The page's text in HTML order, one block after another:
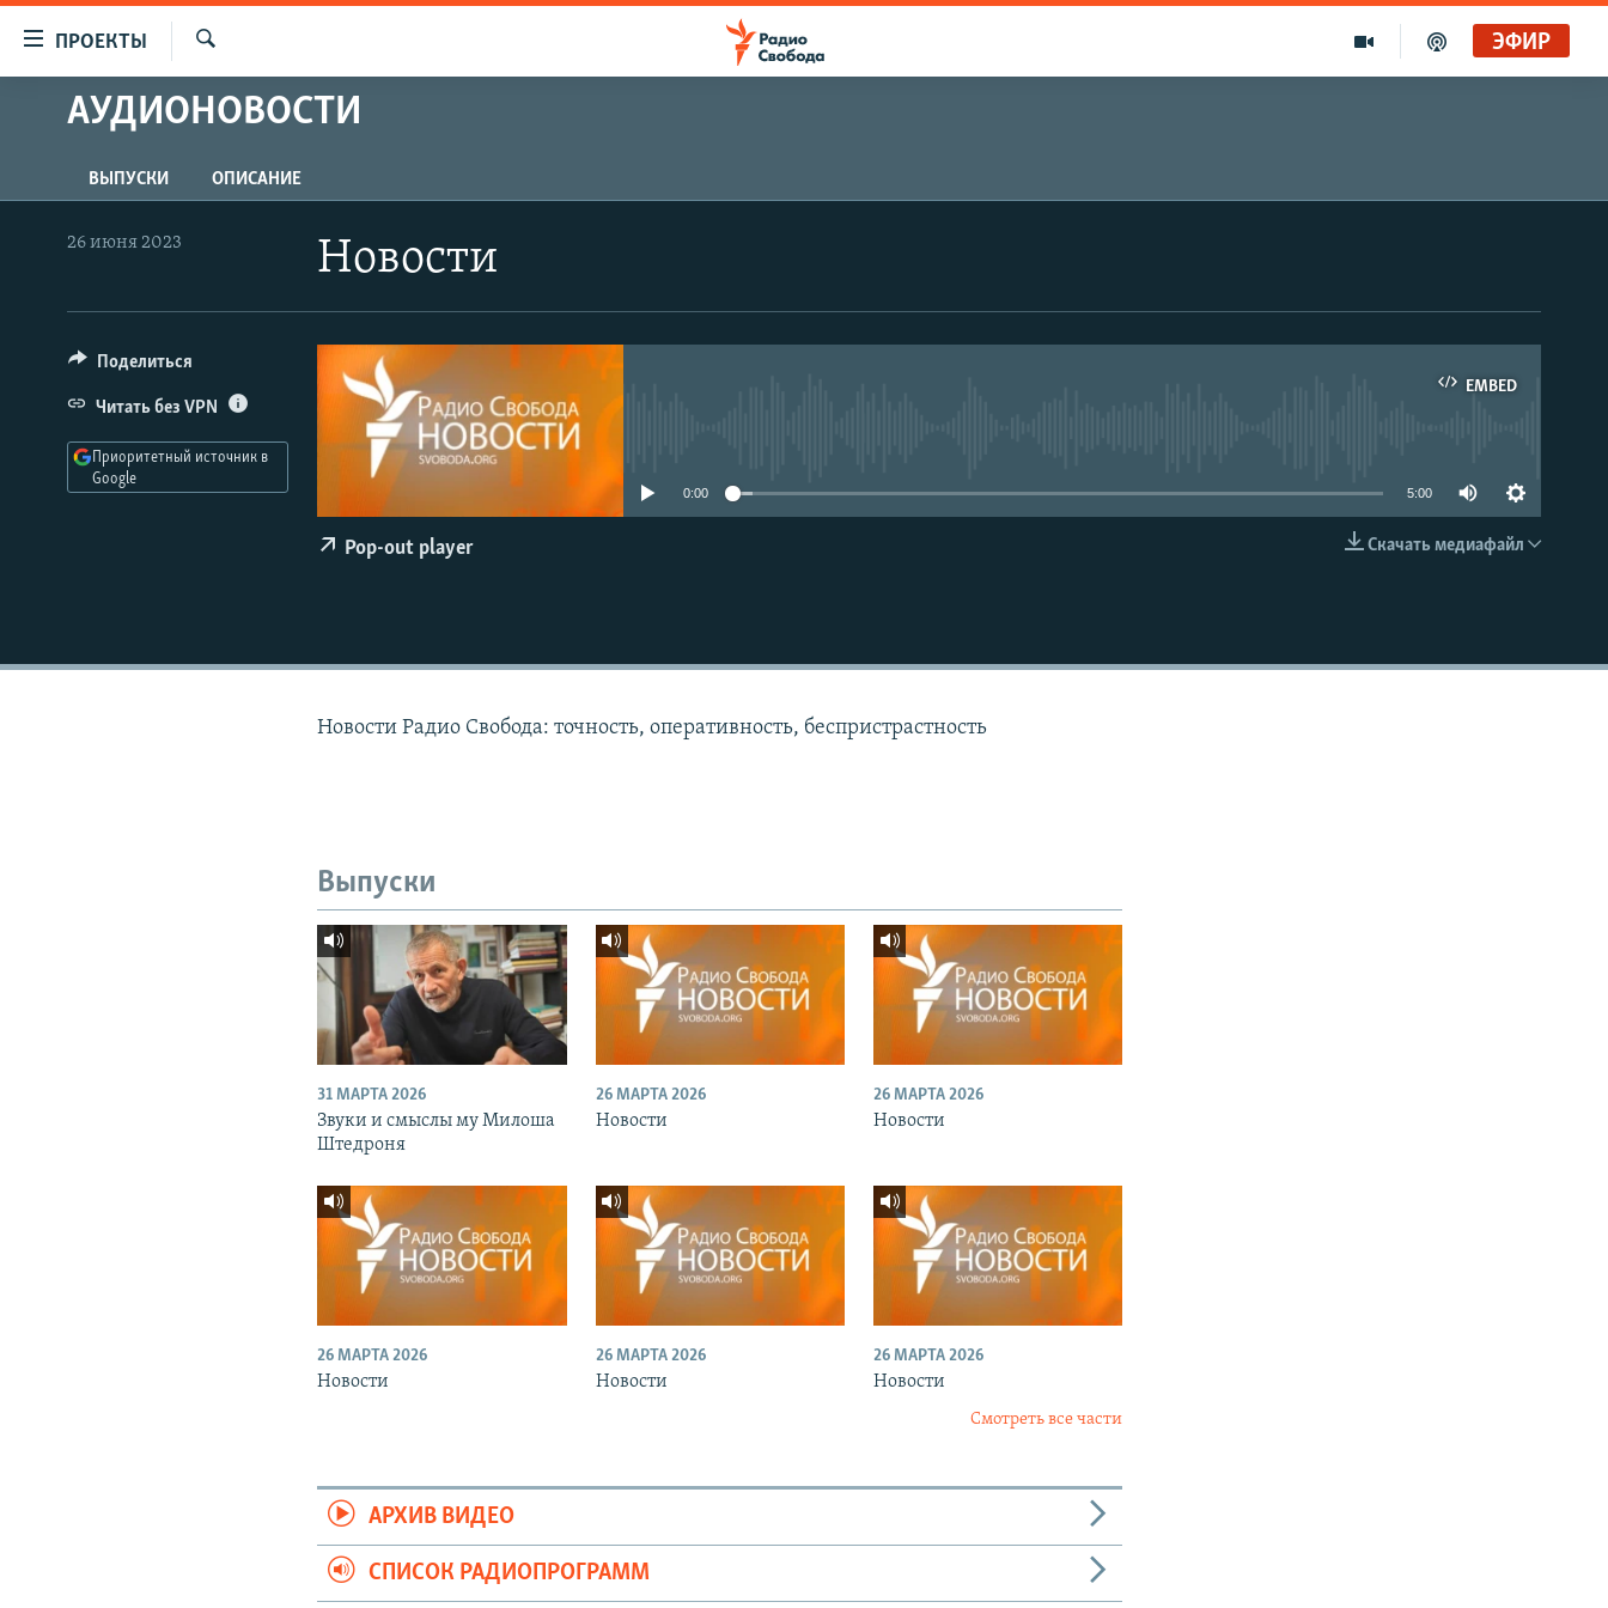
упрощенного
доступа
Вернуться
к
основному
главной
Вернутся
ПРОЕКТЫ
ПРОГРАММЫ
АВТОРСКИЕ ПРОЕКТЫ
ЦИТАТЫ СВОБОДЫ
IDEL.РЕАЛИИ
КАВКАЗ.РЕАЛИИ
СЕВЕР.РЕАЛИИ
СИБИРЬ.РЕАЛИИ
ЭФИР
АУДИОНОВОСТИ
ВЫПУСКИ ОПИСАНИЕ
Новости
26 июня 2023
EMBED
EMBED
0:00 5:00
Скачать медиафайл
Pop-out player
Поделиться
Читать без VPN
Приоритетный источник в
Google
Новости Радио Свобода: точность, оперативность, беспристрастность
Выпуски
31 МАРТА 2026
Звуки и смыслы му Милоша
Штедроня
26 МАРТА 2026
Новости
26 МАРТА 2026
Новости
26 МАРТА 2026
Новости
26 МАРТА 2026
Новости
26 МАРТА 2026
Новости
Смотреть все части
АРХИВ ВИДЕО
СПИСОК РАДИОПРОГРАММ